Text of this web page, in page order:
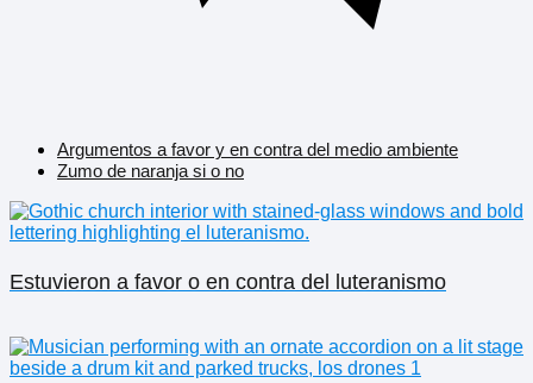
Argumentos a favor y en contra del medio ambiente
Zumo de naranja si o no
Estuvieron a favor o en contra del luteranismo